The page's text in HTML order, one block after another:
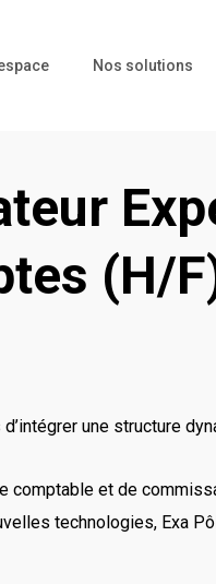
Nos solutions
(H/
une structure
comptable et de
technologies, Exa